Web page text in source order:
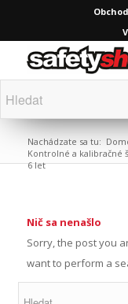
Obchod
Nachádzate sa tu:
Kontrolné a kalibračné
6 let
Nič sa nenašlo
Sorry, the post you
want to perform a